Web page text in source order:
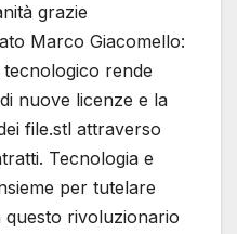
grazie
Marco Giacomello:
tecnologico rende
nuove licenze e la
file.stl attraverso
Tecnologia e
per tutelare
questo rivoluzionario